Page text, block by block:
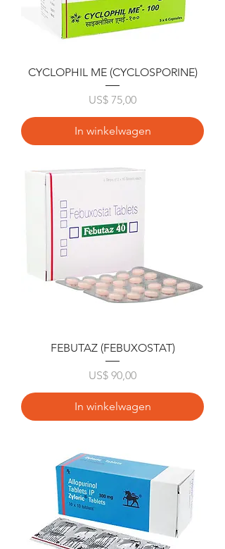
CYCLOPHIL ME (CYCLOSPORINE)
Prijs
US$ 75,00
In winkelwagen
FEBUTAZ (FEBUXOSTAT)
Prijs
US$ 90,00
In winkelwagen